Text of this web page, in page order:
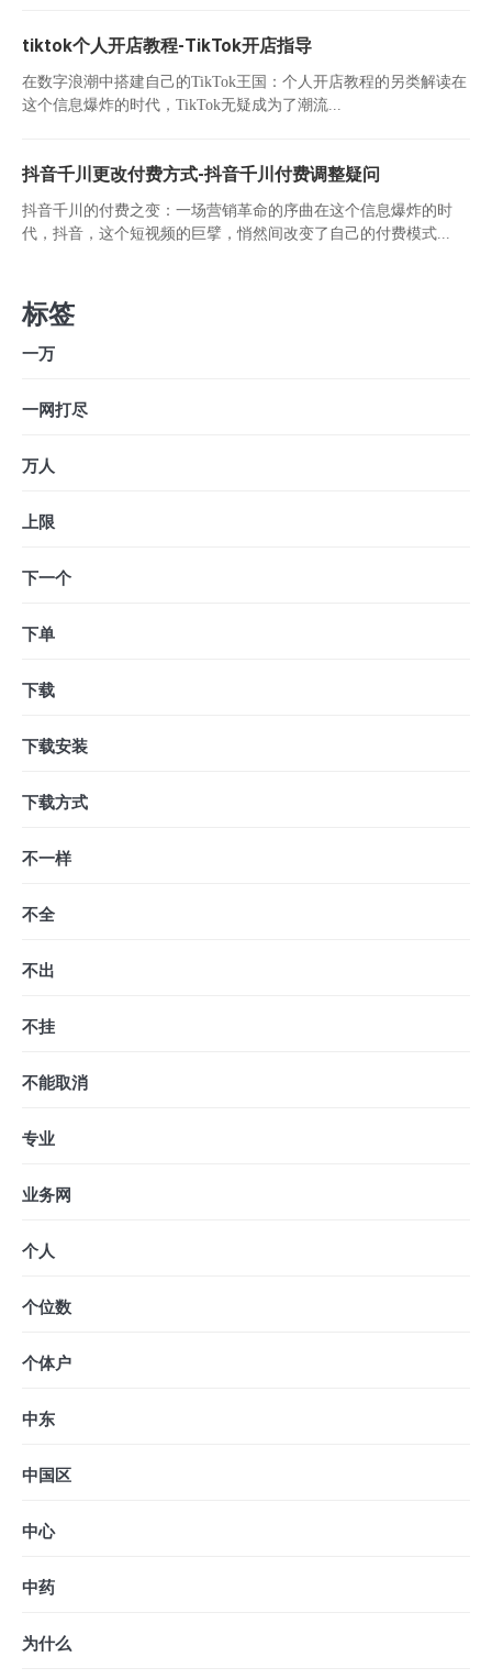
tiktok个人开店教程-TikTok开店指导
在数字浪潮中搭建自己的TikTok王国：个人开店教程的另类解读在
这个信息爆炸的时代，TikTok无疑成为了潮流...
抖音千川更改付费方式-抖音千川付费调整疑问
抖音千川的付费之变：一场营销革命的序曲在这个信息爆炸的时
代，抖音，这个短视频的巨擘，悄然间改变了自己的付费模式...
标签
一万
一网打尽
万人
上限
下一个
下单
下载
下载安装
下载方式
不一样
不全
不出
不挂
不能取消
专业
业务网
个人
个位数
个体户
中东
中国区
中心
中药
为什么